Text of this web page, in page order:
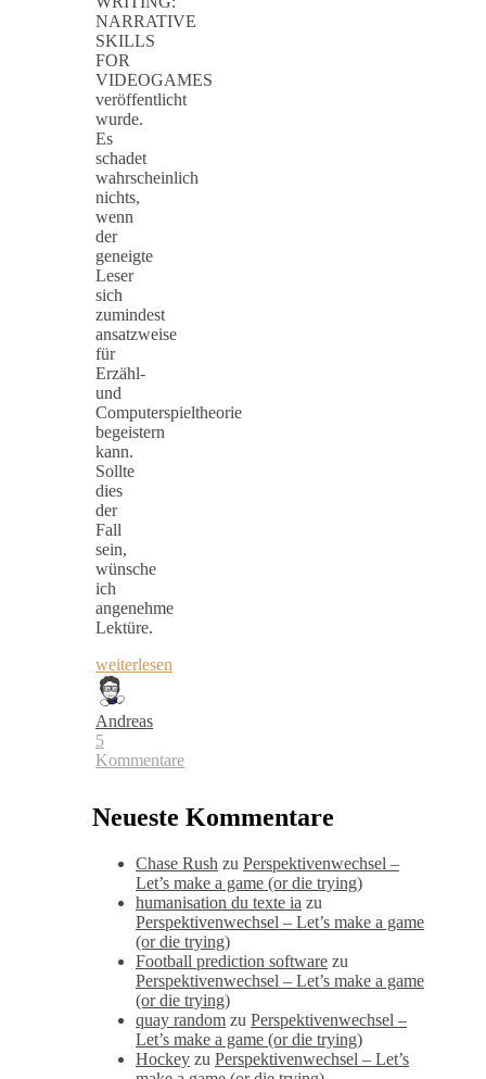
NARRATIVE
SKILLS
FOR
VIDEOGAMES
veröffentlicht
wurde.
Es
schadet
wahrscheinlich
nichts,
wenn
der
geneigte
Leser
sich
zumindest
ansatzweise
für
Erzähl-
und
Computerspieltheorie
begeistern
kann.
Sollte
dies
der
Fall
sein,
wünsche
ich
angenehme
Lektüre.
weiterlesen
Andreas
5
Kommentare
Neueste Kommentare
Chase Rush zu Perspektivenwechsel –
Let’s make a game (or die trying)
humanisation du texte ia zu
Perspektivenwechsel – Let’s make a game
(or die trying)
Football prediction software zu
Perspektivenwechsel – Let’s make a game
(or die trying)
quay random zu Perspektivenwechsel –
Let’s make a game (or die trying)
Hockey zu Perspektivenwechsel – Let’s